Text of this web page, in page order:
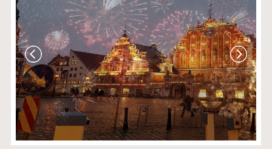
СЕПТЕМВРИЙСКИ ПРАЗНИЦИ
ПОЧИВКИ В ТУРЦИЯ 2026
Айвалък
Кушадасъ
Дидим
Бодрум
ЕКЗОТИКА
САМОЛЕТНИ ПРОГРАМИ
ХОТЕЛИ В БЪЛГАРИЯ